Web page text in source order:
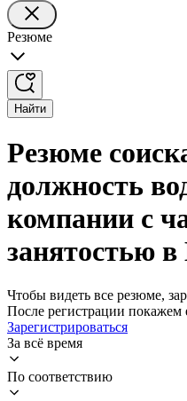
Резюме
Найти
Резюме
должность
компании с
занятостью
Чтобы видеть все резюме,
После регистрации
Зарегистрироваться
За всё время
По соответствию